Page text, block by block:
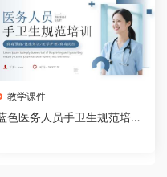
教学课件
色医务人员手卫生规范培训